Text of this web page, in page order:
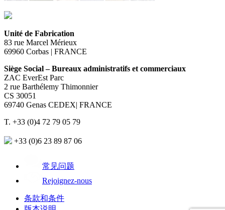
Unité de Fabrication
83 rue Marcel Mérieux
69960 Corbas | FRANCE
Siège Social – Bureaux administratifs et commerciaux
ZAC EverEst Parc
2 rue Barthélemy Thimonnier
CS 30051
69740 Genas CEDEX| FRANCE
T. +33 (0)4 72 79 05 79
+33 (0)6 23 89 87 06
常见问题
Rejoignez-nous
条款和条件